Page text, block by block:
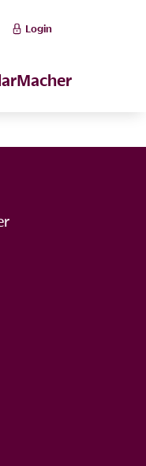
Login